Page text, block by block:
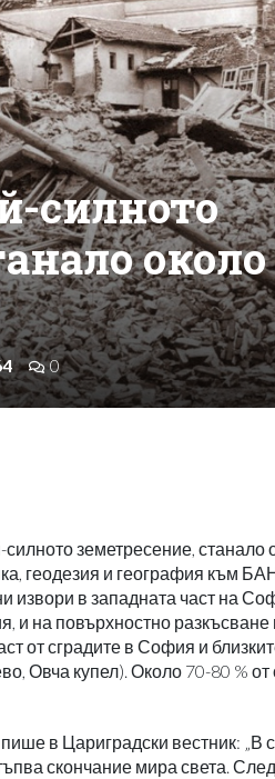
силното
0
земетресение, станало
геодезия и география към
извори в западната част на
и на повърхностно
от сградите в София и
Овча купел). Около 70-80 %
в Цариградски вестник: „В
скончание мира света.